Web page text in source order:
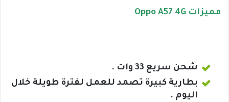
مميزات Oppo A57 4G
شحن سريع 33 وات .
بطارية كبيرة تصمد للعمل لفترة طويلة خلال
اليوم .